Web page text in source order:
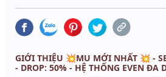
GIỚI THIỆU 💥MU MỚI NHẤT 💥 -
- DROP: 50% - HỆ THỐNG EVEN ĐA